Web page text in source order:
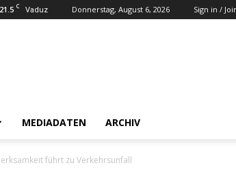
21.5 C Vaduz Donnerstag, August 6, 2026 Sign in /
MEDIADATEN ARCHIV
führt zu Verkehrsunfall